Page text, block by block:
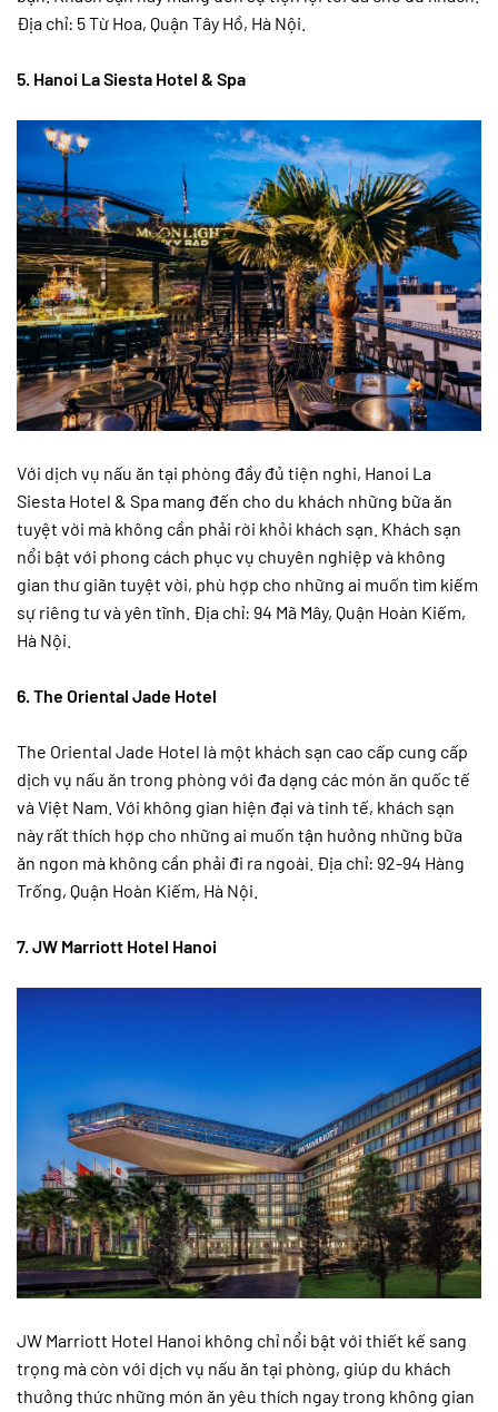
Địa chỉ: 5 Từ Hoa, Quận Tây Hồ, Hà Nội.
5. Hanoi La Siesta Hotel & Spa
Với dịch vụ nấu ăn tại phòng đầy đủ tiện nghi, Hanoi La
Siesta Hotel & Spa mang đến cho du khách những bữa ăn
tuyệt vời mà không cần phải rời khỏi khách sạn. Khách sạn
nổi bật với phong cách phục vụ chuyên nghiệp và không
gian thư giãn tuyệt vời, phù hợp cho những ai muốn tìm kiếm
sự riêng tư và yên tĩnh. Địa chỉ: 94 Mã Mây, Quận Hoàn Kiếm,
Hà Nội.
6. The Oriental Jade Hotel
The Oriental Jade Hotel là một khách sạn cao cấp cung cấp
dịch vụ nấu ăn trong phòng với đa dạng các món ăn quốc tế
và Việt Nam. Với không gian hiện đại và tinh tế, khách sạn
này rất thích hợp cho những ai muốn tận hưởng những bữa
ăn ngon mà không cần phải đi ra ngoài. Địa chỉ: 92-94 Hàng
Trống, Quận Hoàn Kiếm, Hà Nội.
7. JW Marriott Hotel Hanoi
JW Marriott Hotel Hanoi không chỉ nổi bật với thiết kế sang
trọng mà còn với dịch vụ nấu ăn tại phòng, giúp du khách
thưởng thức những món ăn yêu thích ngay trong không gian